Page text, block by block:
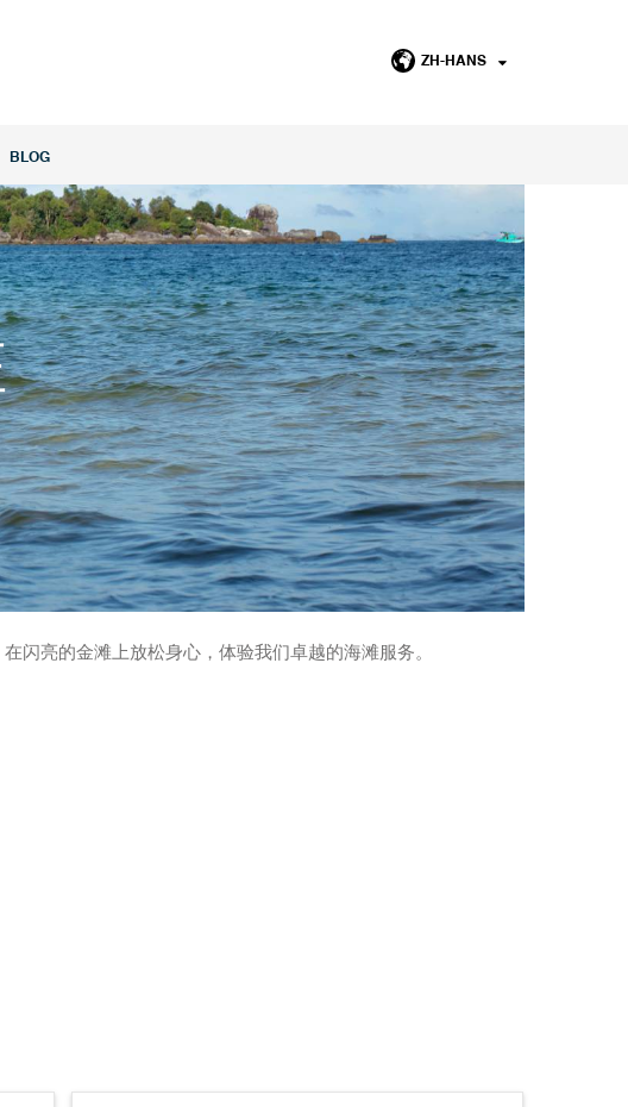
ZH-HANS
BLOG
闪亮的金滩上放松身心，体验我们卓越的海滩服务。